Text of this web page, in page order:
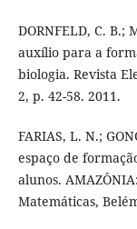
DORNFELD, C. B.;
auxílio para a
biologia. Revista
2, p. 42-58. 2011.
FARIAS, L. N.;
espaço de
alunos.
Matemáticas,